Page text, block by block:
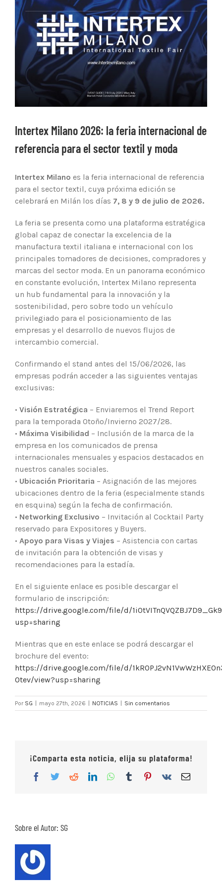
Ver
imagen
más
grande
Intertex Milano 2026: la feria internacional de
referencia para el sector textil y moda
Intertex Milano es la feria internacional de referencia
para el sector textil, cuya próxima edición se
celebrará en Milán los días 7, 8 y 9 de julio de 2026.
La feria se presenta como una plataforma estratégica
global capaz de conectar la excelencia de la
manufactura textil italiana e internacional con los
principales tomadores de decisiones, compradores y
marcas del sector moda. En un panorama económico
en constante evolución, Intertex Milano representa
un hub fundamental para la innovación y la
sostenibilidad, pero sobre todo un vehículo
privilegiado para el posicionamiento de las
empresas y el desarrollo de nuevos flujos de
intercambio comercial.
Confirmando el stand antes del 15/06/2026, las
empresas podrán acceder a las siguientes ventajas
exclusivas:
• Visión Estratégica – Enviaremos el Trend Report
para la temporada Otoño/Invierno 2027/28.
• Máxima Visibilidad – Inclusión de la marca de la
empresa en los comunicados de prensa
internacionales mensuales y espacios destacados en
nuestros canales sociales.
• Ubicación Prioritaria – Asignación de las mejores
ubicaciones dentro de la feria (especialmente stands
en esquina) según la fecha de confirmación.
• Networking Exclusivo – Invitación al Cocktail Party
reservado para Expositores y Buyers.
• Apoyo para Visas y Viajes – Asistencia con cartas
de invitación para la obtención de visas y
recomendaciones para la estadía.
En el siguiente enlace es posible descargar el
formulario de inscripción:
https://drive.google.com/file/d/
usp=sharing
Mientras que en este enlace se podrá descargar el
brochure del evento:
https://drive.google.com/file/d/
Otev/view?usp=sharing
Por SG mayo 27th, 2026 NOTICIAS Sin comentarios
¡Comparta esta noticia, elija su plataforma!
Facebook
TwitterRedditLinkedInWhatsApp
TumblrPinterest
Vk
Correo
Sobre el Autor: SG